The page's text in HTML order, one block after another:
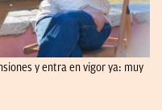
y entra en vigor ya: muy